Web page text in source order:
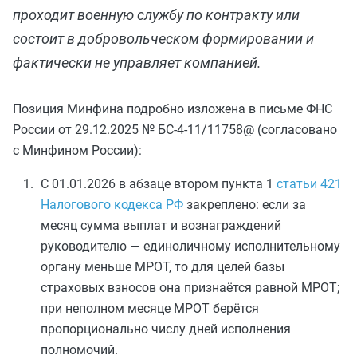
проходит военную службу по контракту или
состоит в добровольческом формировании и
фактически не управляет компанией.
Позиция Минфина подробно изложена в письме ФНС
России от 29.12.2025 № БС-4-11/11758@ (согласовано
с Минфином России):
С 01.01.2026 в абзаце втором пункта 1 статьи 421
Налогового кодекса РФ закреплено: если за
месяц сумма выплат и вознаграждений
руководителю — единоличному исполнительному
органу меньше МРОТ, то для целей базы
страховых взносов она признаётся равной МРОТ;
при неполном месяце МРОТ берётся
пропорционально числу дней исполнения
полномочий.